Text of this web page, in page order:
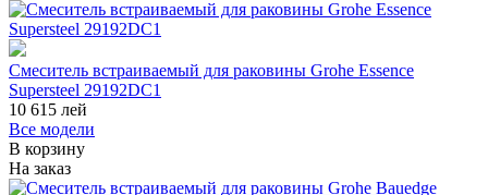
Смеситель встраиваемый для раковины Grohe Essence
Supersteel 29192DC1
10 615 лей
Все модели
В корзину
На заказ